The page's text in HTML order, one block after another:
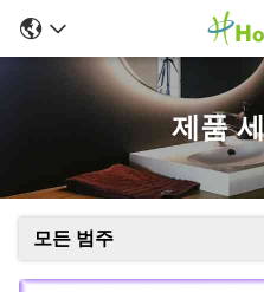
제품
모든 범주